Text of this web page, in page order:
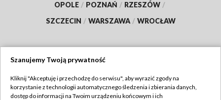
OPOLE / POZNAŃ / RZESZÓW /
SZCZECIN / WARSZAWA / WROCŁAW
TVP
Szanujemy Twoją prywatność
Kliknij "Akceptuję i przechodzę do serwisu", aby wyrazić zgody na
korzystanie z technologii automatycznego śledzenia i zbierania danych,
dostęp do informacji na Twoim urządzeniu końcowym i ich